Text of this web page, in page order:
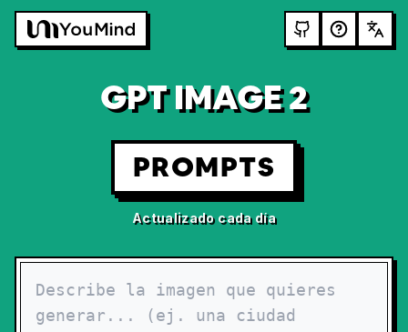
GPT IMAGE 2
PROMPTS
Actualizado cada día